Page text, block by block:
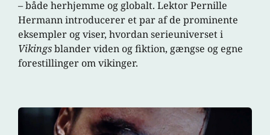
– både herhjemme og globalt. Lektor Pernille
Hermann introducerer et par af de prominente
eksempler og viser, hvordan serieuniverset i
Vikingsblander viden og fiktion, gængse og egne
forestillinger om vikinger.